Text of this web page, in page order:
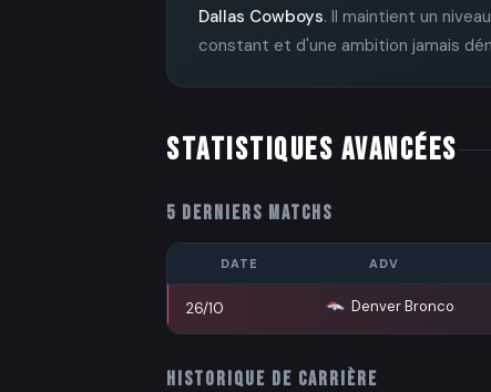
Dallas Cowboys. Il maintient un
constant et d'une ambition jamais
STATISTIQUES AVANCÉES
5 DERNIERS MATCHS
DATE ADV
26/10 Denver Broncos
HISTORIQUE DE CARRIÈRE